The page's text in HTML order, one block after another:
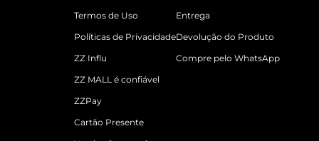
Termos de Uso
Políticas de Privacidade
ZZ Influ
ZZ MALL é confiável
ZZPay
Cartão Presente
Entrega
Devolução do Produto
Compre pelo WhatsApp